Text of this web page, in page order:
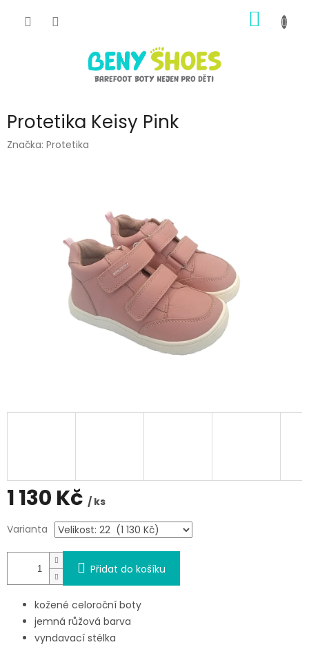
KOŠÍK
Protetika Keisy Pink
Značka: Protetika
1 130 Kč / ks
cena:
Varianta
Přidat do košíku
kožené celoroční boty
jemná růžová barva
vyndavací stélka